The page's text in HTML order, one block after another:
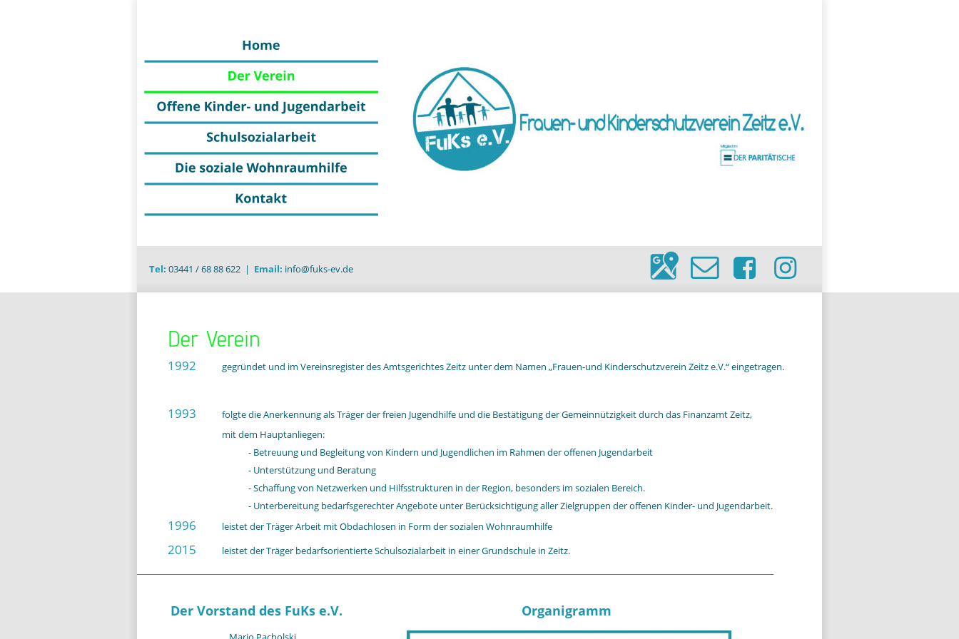
Tel: 03441 / 68 88 622  | Email: info@fuks-ev.de
Der Verein
1992 gegründet und im Vereinsregister des Amtsgerichtes Zeitz unter dem Namen „Frauen-und Kinderschutzverein Zeitz e.V.“ eingetragen.
1993
folgte die Anerkennung als Träger der freien Jugendhilfe und die Bestätigung der Gemeinnützigkeit durch das Finanzamt Zeitz,
mit dem Hauptanliegen:
- Betreuung und Begleitung von Kindern und Jugendlichen im Rahmen der offenen Jugendarbeit
- Unterstützung und Beratung
- Schaffung von Netzwerken und Hilfsstrukturen in der Region, besonders im sozialen Bereich.
- Unterbereitung bedarfsgerechter Angebote unter Berücksichtigung aller Zielgruppen der offenen Kinder- und Jugendarbeit.
1996 leistet der Träger Arbeit mit Obdachlosen in Form der sozialen Wohnraumhilfe
2015 leistet der Träger bedarfsorientierte Schulsozialarbeit in einer Grundschule in Zeitz.
Der Vorstand des FuKs e.V. Organigramm